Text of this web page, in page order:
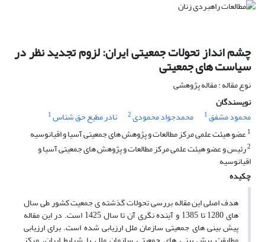
چشم انداز تحولات جمعیتی ایران: لزوم تجدید نظر در
سیاست های جمعیتی
نوع مقاله : مقاله پژوهشی
نویسندگان
محمود مشفق1 محمدجواد محمودی2 نادر مطیع حق شناس1
1عضو هیئت علمی مرکز مطالعات و پژوهش های جمعیتی آسیا و اقیانوسیه
2رئیس و عضو هیئت علمی مرکز مطالعات و پژوهش های جمعیتی آسیا و
اقیانوسیه
چکیده
هدف اصلی این مقاله بررسی تحولات گذشته ی جمعیت کشور طی سال
های 1280 تا 1385 و آینده نگری آن تا سال 1425 است. در این مقاله
پیش بینی های جمعیتی سازمان ملل ارزیابی شده است. برای ارزیابی